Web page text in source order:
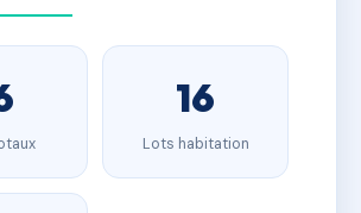
16
Lots habitation